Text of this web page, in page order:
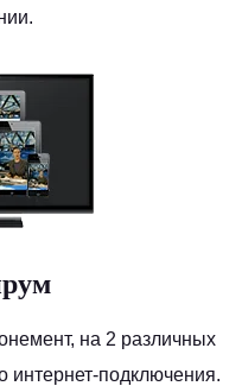
на 2 различных
интернет-подключения.